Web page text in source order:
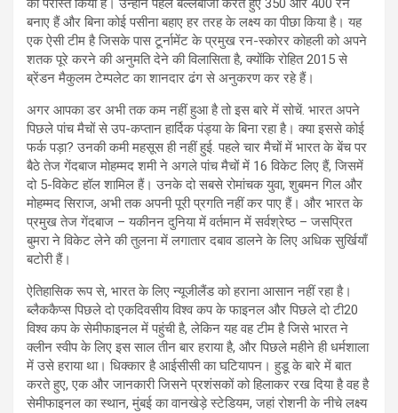
को परास्त किया है। उन्होंने पहले बल्लेबाजी करते हुए 350 और 400 रन
बनाए हैं और बिना कोई पसीना बहाए हर तरह के लक्ष्य का पीछा किया है। यह
एक ऐसी टीम है जिसके पास टूर्नामेंट के प्रमुख रन-स्कोरर कोहली को अपने
शतक पूरे करने की अनुमति देने की विलासिता है, क्योंकि रोहित 2015 से
ब्रेंडन मैकुलम टेम्पलेट का शानदार ढंग से अनुकरण कर रहे हैं।
अगर आपका डर अभी तक कम नहीं हुआ है तो इस बारे में सोचें. भारत अपने
पिछले पांच मैचों से उप-कप्तान हार्दिक पंड्या के बिना रहा है। क्या इससे कोई
फर्क पड़ा? उनकी कमी महसूस ही नहीं हुई. पहले चार मैचों में भारत के बेंच पर
बैठे तेज गेंदबाज मोहम्मद शमी ने अगले पांच मैचों में 16 विकेट लिए हैं, जिसमें
दो 5-विकेट हॉल शामिल हैं। उनके दो सबसे रोमांचक युवा, शुबमन गिल और
मोहम्मद सिराज, अभी तक अपनी पूरी प्रगति नहीं कर पाए हैं। और भारत के
प्रमुख तेज गेंदबाज – यकीनन दुनिया में वर्तमान में सर्वश्रेष्ठ – जसप्रित
बुमरा ने विकेट लेने की तुलना में लगातार दबाव डालने के लिए अधिक सुर्खियाँ
बटोरी हैं।
ऐतिहासिक रूप से, भारत के लिए न्यूजीलैंड को हराना आसान नहीं रहा है।
ब्लैककैप्स पिछले दो एकदिवसीय विश्व कप के फाइनल और पिछले दो टी20
विश्व कप के सेमीफाइनल में पहुंची है, लेकिन यह वह टीम है जिसे भारत ने
क्लीन स्वीप के लिए इस साल तीन बार हराया है, और पिछले महीने ही धर्मशाला
में उसे हराया था। धिक्कार है आईसीसी का घटियापन। हुडू के बारे में बात
करते हुए, एक और जानकारी जिसने प्रशंसकों को हिलाकर रख दिया है वह है
सेमीफाइनल का स्थान, मुंबई का वानखेड़े स्टेडियम, जहां रोशनी के नीचे लक्ष्य